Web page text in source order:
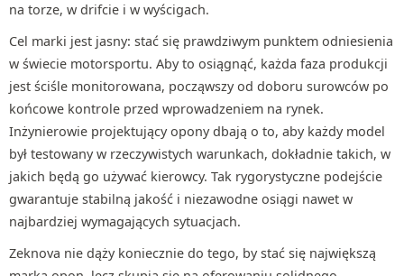
na torze, w drifcie i w wyścigach.
Cel marki jest jasny: stać się prawdziwym punktem odniesienia
w świecie motorsportu. Aby to osiągnąć, każda faza produkcji
jest ściśle monitorowana, począwszy od doboru surowców po
końcowe kontrole przed wprowadzeniem na rynek.
Inżynierowie projektujący opony dbają o to, aby każdy model
był testowany w rzeczywistych warunkach, dokładnie takich, w
jakich będą go używać kierowcy. Tak rygorystyczne podejście
gwarantuje stabilną jakość i niezawodne osiągi nawet w
najbardziej wymagających sytuacjach.
Zeknova nie dąży koniecznie do tego, by stać się największą